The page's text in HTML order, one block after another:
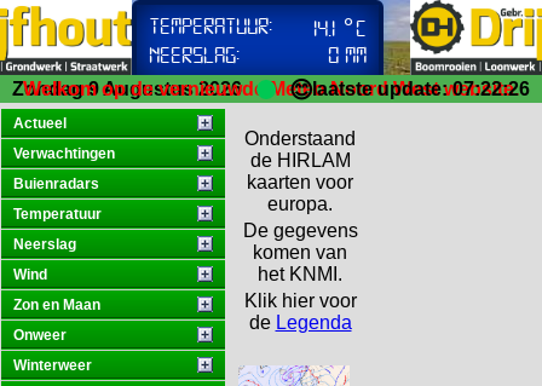
Zondag 9 Augustus 2026
Welkom op de vernieuwde Meteo Noord West website.
😊laatste update: 07:22:26
Actueel
Verwachtingen
Buienradars
Temperatuur
Neerslag
Wind
Zon en Maan
Onweer
Winterweer
Onderstaand
de HIRLAM
kaarten voor
europa.
De gegevens
komen van
het KNMI.
Klik hier voor
de Legenda